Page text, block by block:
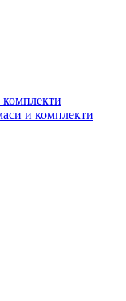
и комплекти